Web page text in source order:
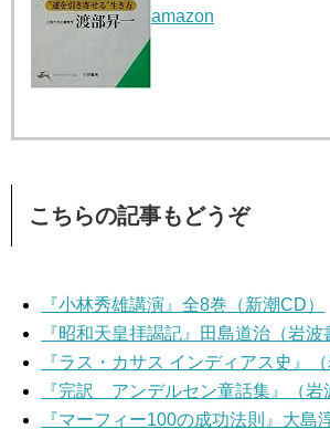
amazon
こちらの記事もどうぞ
『小林秀雄講演』全8巻（新潮CD）
『昭和天皇拝謁記』田島道治（岩波
『ラス・カサス インディアス史』（
『完訳 アンデルセン童話集』（岩
『マーフィー100の成功法則』大島